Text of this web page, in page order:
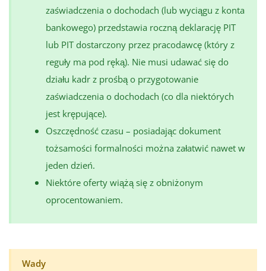
zaświadczenia o dochodach (lub wyciągu z konta
bankowego) przedstawia roczną deklarację PIT
lub PIT dostarczony przez pracodawcę (który z
reguły ma pod ręką). Nie musi udawać się do
działu kadr z prośbą o przygotowanie
zaświadczenia o dochodach (co dla niektórych
jest krępujące).
Oszczędność czasu – posiadając dokument
tożsamości formalności można załatwić nawet w
jeden dzień.
Niektóre oferty wiążą się z obniżonym
oprocentowaniem.
Wady